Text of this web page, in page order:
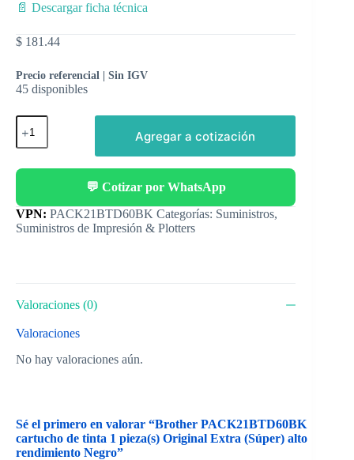
📄 Descargar ficha técnica
$ 181.44
Precio referencial | Sin IGV
45 disponibles
Agregar a cotización
💬 Cotizar por WhatsApp
Categorías: Suministros,
Suministros de Impresión & Plotters
Valoraciones (0)
Valoraciones
No hay valoraciones aún.
Sé el primero en valorar “Brother PACK21BTD60BK
cartucho de tinta 1 pieza(s) Original Extra (Súper) alto
rendimiento Negro”